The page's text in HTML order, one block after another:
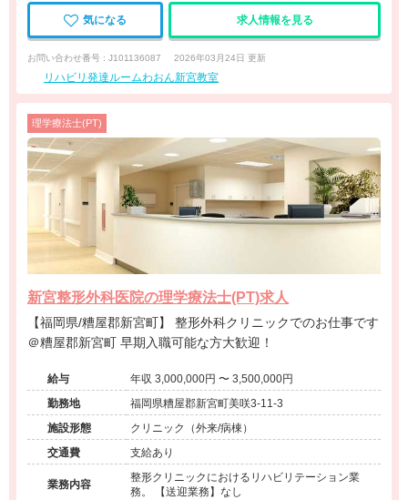
気になる 求人情報を見る
お問い合わせ番号 : J101136087 2026年03月24日 更新
リハビリ発達ルームわおん新宮教室
理学療法士(PT)
新宮整形外科医院の理学療法士(PT)求人
【福岡県/糟屋郡新宮町】 整形外科クリニックでのお仕事です
＠糟屋郡新宮町 早期入職可能な方大歓迎！
給与
年収 3,000,000円 〜 3,500,000円
勤務地
福岡県糟屋郡新宮町美咲3-11-3
施設形態
クリニック（外来/病棟）
交通費
支給あり
業務内容
整形クリニックにおけるリハビリテーション業
務。 【送迎業務】なし